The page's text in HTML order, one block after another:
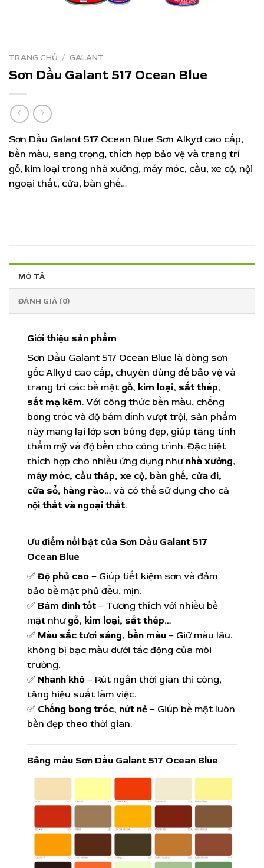
TRANG CHỦ / GALANT
Sơn Dầu Galant 517 Ocean Blue
Sơn Dầu Galant 517 Ocean Blue Sơn Alkyd cao cấp,
bền màu, sang trọng, thích hợp bảo vệ và trang trí
gỗ, kim loại trong nhà xưởng, máy móc, cầu, xe cộ, nội
ngoại thất, cửa, bàn ghế…
MÔ TẢ
ĐÁNH GIÁ (0)
Giới thiệu sản phẩm
Sơn Dầu Galant 517 Ocean Blue là dòng sơn
gốc Alkyd cao cấp, chuyên dùng để bảo vệ và
trang trí các bề mặt gỗ, kim loại, sắt thép,
sắt mạ kẽm. Với công thức bền màu, chống
bong tróc và độ bám dính vượt trội, sản phẩm
này mang lại lớp sơn bóng đẹp, giúp tăng tính
thẩm mỹ và độ bền cho công trình. Đặc biệt
thích hợp cho nhiều ứng dụng như nhà xưởng,
máy móc, cầu tháp, xe cộ, bàn ghế, cửa đi,
cửa sổ, hàng rào… và có thể sử dụng cho cả
nội thất và ngoại thất.
Ưu điểm nổi bật của Sơn Dầu Galant 517
Ocean Blue
✅Độ phủ cao – Giúp tiết kiệm sơn và đảm
bảo bề mặt phủ đều, mịn.
✅ Bám dính tốt – Tương thích với nhiều bề
mặt như gỗ, kim loại, sắt thép…
✅ Màu sắc tươi sáng, bền màu – Giữ màu lâu,
không bị bạc màu dưới tác động của môi
trường.
✅ Nhanh khô – Rút ngắn thời gian thi công,
tăng hiệu suất làm việc.
✅ Chống bong tróc, nứt nẻ – Giúp bề mặt luôn
bền đẹp theo thời gian.
Bảng màu Sơn Dầu Galant 517 Ocean Blue